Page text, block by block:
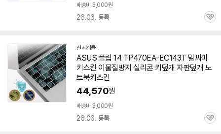
배송비 3,000원
26.06. 등록
관
신세계몰
ASUS 플립 14 TP470EA-EC143T 말싸미
키스킨 이물질방지 실리콘 키덮개 자판덮개 노
트북키스킨
44,570원
배송비 3,000원
26.06. 등록
관
세부정보 열기/접기